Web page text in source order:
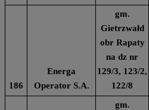
186
Energa
Operator S.A.
gm.
Gietrzwałd
obr Rapaty
na dz nr
129/3, 123/2,
122/8
gm.